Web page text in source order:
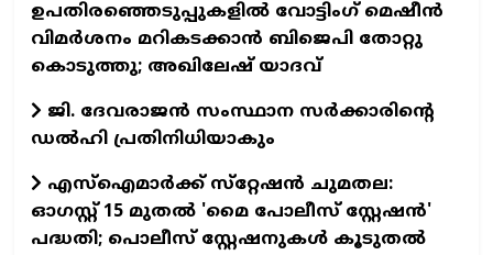
ഉപതിരഞ്ഞെടുപ്പുകളിൽ വോട്ടിംഗ് മെഷീൻ
വിമർശനം മറികടക്കാൻ ബിജെപി തോറ്റു
കൊടുത്തു; അഖിലേഷ് യാദവ്
ജി. ദേവരാജൻ സംസ്ഥാന സർക്കാരിന്‍റെ
ഡൽഹി പ്രതിനിധിയാകും
എസ്‌ഐമാര്‍ക്ക് സ്‌റ്റേഷന്‍ ചുമതല:
ഓഗസ്റ്റ് 15 മുതൽ 'മൈ പോലീസ് സ്റ്റേഷൻ'
പദ്ധതി; പൊലീസ് സ്റ്റേഷനുകൾ കൂടുതല്‍